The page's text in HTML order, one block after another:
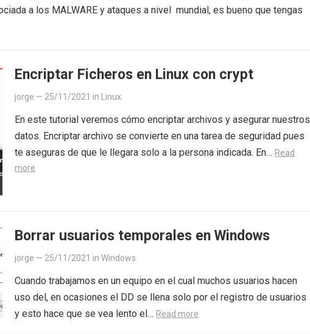
a los MALWARE y ataques a nivel mundial, es bueno que tengas
Encriptar Ficheros en Linux con crypt
jorge — 25/11/2021 in Linux
En este tutorial veremos cómo encriptar archivos y asegurar nuestros
datos. Encriptar archivo se convierte en una tarea de seguridad pues
te aseguras de que le llegara solo a la persona indicada. En… Read
more
Borrar usuarios temporales en Windows
jorge — 25/11/2021 in Windows
Cuando trabajamos en un equipo en el cual muchos usuarios hacen
uso del, en ocasiones el DD se llena solo por el registro de usuarios
y esto hace que se vea lento el… Read more